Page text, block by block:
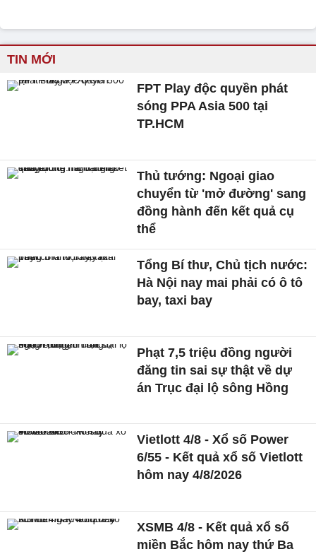
TIN MỚI
FPT Play độc quyền phát
sóng PPA Asia 500 tại
TP.HCM
Thủ tướng: Ngoại giao
chuyển từ 'mở đường' sang
đồng hành đến kết quả cụ
thể
Tổng Bí thư, Chủ tịch nước:
Hà Nội nay mai phải có ô tô
bay, taxi bay
Phạt 7,5 triệu đồng người
đăng tin sai sự thật về dự
án Trục đại lộ sông Hồng
Vietlott 4/8 - Xổ số Power
6/55 - Kết quả xổ số Vietlott
hôm nay 4/8/2026
XSMB 4/8 - Kết quả xổ số
miền Bắc hôm nay thứ Ba